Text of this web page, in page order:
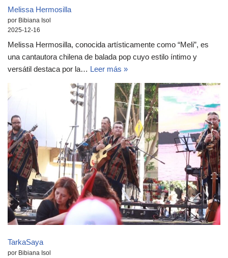
Melissa Hermosilla
por Bibiana Isol
2025-12-16
Melissa Hermosilla, conocida artísticamente como “Meli”, es
una cantautora chilena de balada pop cuyo estilo íntimo y
versátil destaca por la… Leer más »
TarkaSaya
por Bibiana Isol